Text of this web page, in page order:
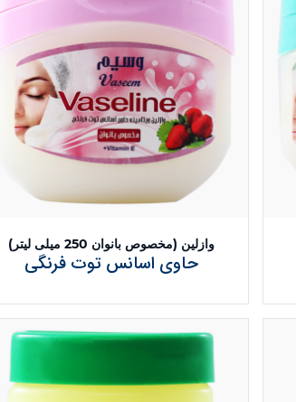
وازلین (مخصوص بانوان 250 میلی لیتر)
حاوی اسانس توت فرنگی